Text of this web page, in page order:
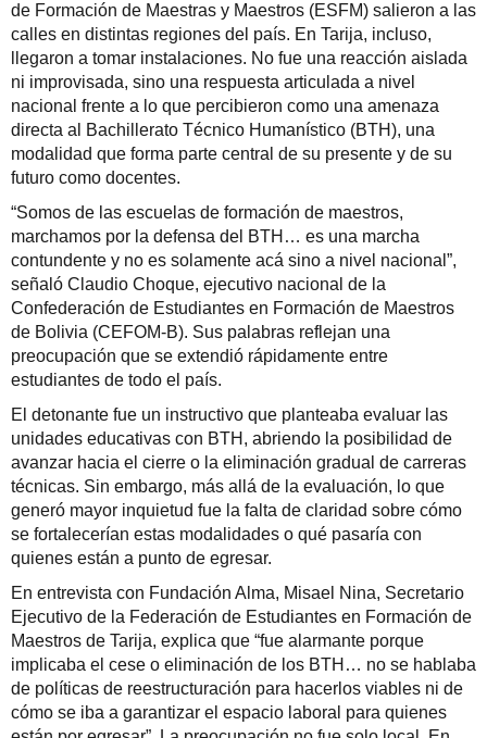
Nuestra Historia
Nuestro Equipo
Reporte Anual 2019
Misión y Principios Rectores
Donar
Club Mariposa
Suscríbete
Eventos
Oportunidades de Voluntariado
Empleo
BLOG
Del Campo
Actualizaciones de Proyectos Destacados
Comunidad de Alma
ENGLISH
de Formación de Maestras y Maestros (ESFM) salieron a las
calles en distintas regiones del país. En Tarija, incluso,
llegaron a tomar instalaciones. No fue una reacción aislada
ni improvisada, sino una respuesta articulada a nivel
nacional frente a lo que percibieron como una amenaza
directa al Bachillerato Técnico Humanístico (BTH), una
modalidad que forma parte central de su presente y de su
futuro como docentes.
“Somos de las escuelas de formación de maestros,
marchamos por la defensa del BTH… es una marcha
contundente y no es solamente acá sino a nivel nacional”,
señaló Claudio Choque, ejecutivo nacional de la
Confederación de Estudiantes en Formación de Maestros
de Bolivia (CEFOM-B). Sus palabras reflejan una
preocupación que se extendió rápidamente entre
estudiantes de todo el país.
El detonante fue un instructivo que planteaba evaluar las
unidades educativas con BTH, abriendo la posibilidad de
avanzar hacia el cierre o la eliminación gradual de carreras
técnicas. Sin embargo, más allá de la evaluación, lo que
generó mayor inquietud fue la falta de claridad sobre cómo
se fortalecerían estas modalidades o qué pasaría con
quienes están a punto de egresar.
En entrevista con Fundación Alma, Misael Nina, Secretario
Ejecutivo de la Federación de Estudiantes en Formación de
Maestros de Tarija, explica que “fue alarmante porque
implicaba el cese o eliminación de los BTH… no se hablaba
de políticas de reestructuración para hacerlos viables ni de
cómo se iba a garantizar el espacio laboral para quienes